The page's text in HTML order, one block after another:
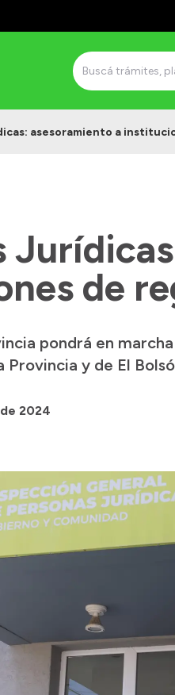
asesoramiento a
de
pondrá en
Provincia y de El
2024